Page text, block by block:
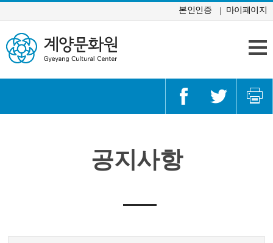
콘텐츠 바로가기 본인인증 마이페이지
공지사항